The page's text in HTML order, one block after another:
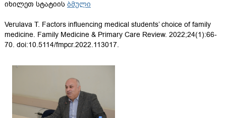
იხილეთ სტატიის ბმული
Verulava T. Factors influencing medical students’ choice of family
medicine. Family Medicine & Primary Care Review. 2022;24(1):66-
70. doi:10.5114/fmpcr.2022.113017.